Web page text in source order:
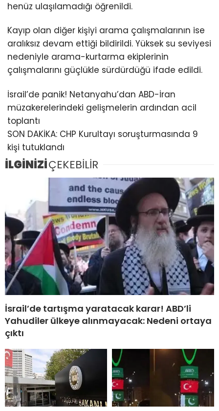
henüz ulaşılamadığı öğrenildi.
Kayıp olan diğer kişiyi arama çalışmalarının ise
aralıksız devam ettiği bildirildi. Yüksek su seviyesi
nedeniyle arama-kurtarma ekiplerinin
çalışmalarını güçlükle sürdürdüğü ifade edildi.
İsrail’de panik! Netanyahu’dan ABD-İran
müzakerelerindeki gelişmelerin ardından acil
toplantı
SON DAKİKA: CHP Kurultayı soruşturmasında 9
kişi tutuklandı
İLGİNİZİÇEKEBİLİR
İsrail’de tartışma yaratacak karar! ABD’li
Yahudiler ülkeye alınmayacak: Nedeni ortaya
çıktı